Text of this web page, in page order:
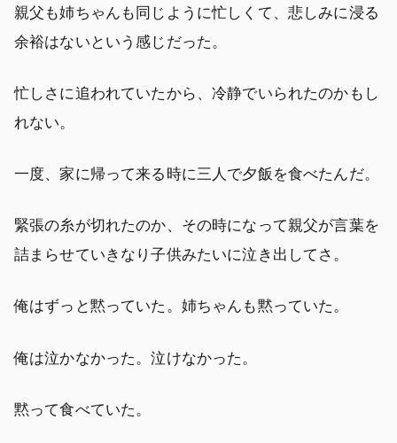
親父も姉ちゃんも同じように忙しくて、悲しみに浸る
余裕はないという感じだった。
忙しさに追われていたから、冷静でいられたのかもし
れない。
一度、家に帰って来る時に三人で夕飯を食べたんだ。
緊張の糸が切れたのか、その時になって親父が言葉を
詰まらせていきなり子供みたいに泣き出してさ。
俺はずっと黙っていた。姉ちゃんも黙っていた。
俺は泣かなかった。泣けなかった。
黙って食べていた。